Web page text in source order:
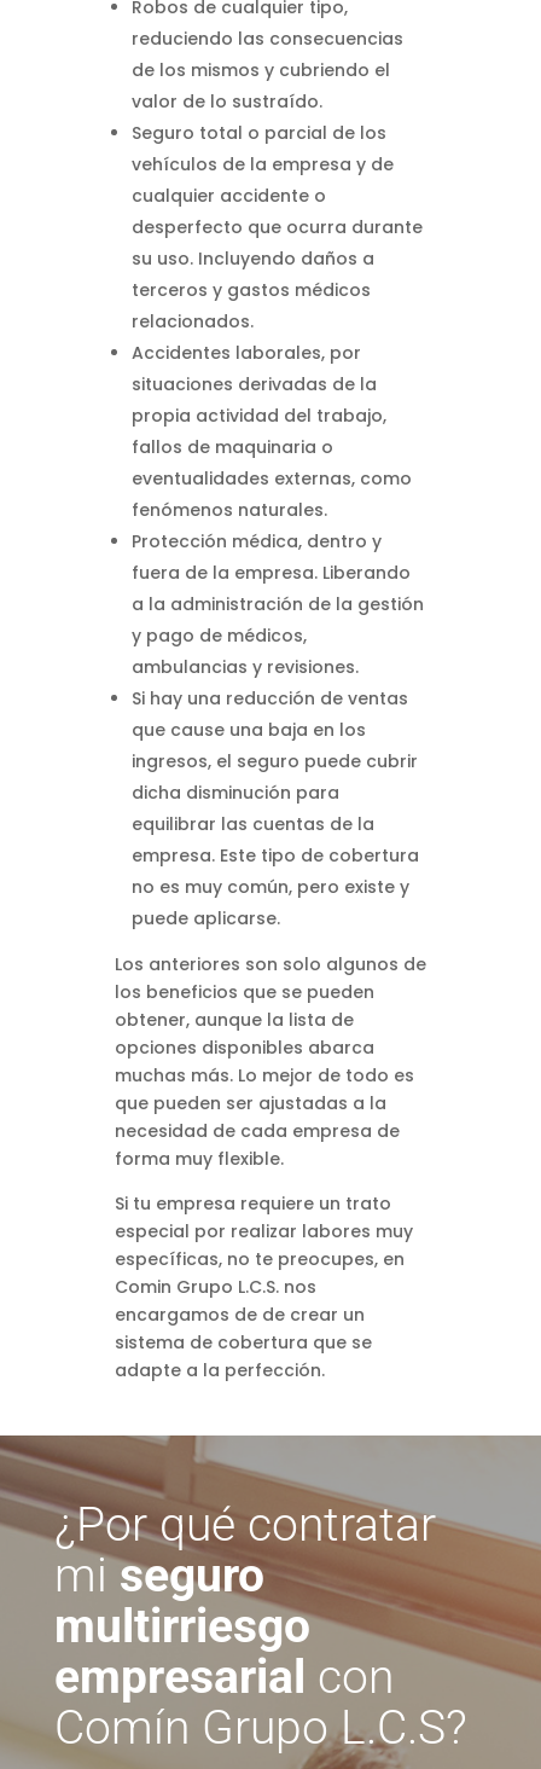
Robos de cualquier tipo,
reduciendo las consecuencias
de los mismos y cubriendo el
valor de lo sustraído.
Seguro total o parcial de los
vehículos de la empresa y de
cualquier accidente o
desperfecto que ocurra durante
su uso. Incluyendo daños a
terceros y gastos médicos
relacionados.
Accidentes laborales, por
situaciones derivadas de la
propia actividad del trabajo,
fallos de maquinaria o
eventualidades externas, como
fenómenos naturales.
Protección médica, dentro y
fuera de la empresa. Liberando
a la administración de la gestión
y pago de médicos,
ambulancias y revisiones.
Si hay una reducción de ventas
que cause una baja en los
ingresos, el seguro puede cubrir
dicha disminución para
equilibrar las cuentas de la
empresa. Este tipo de cobertura
no es muy común, pero existe y
puede aplicarse.
Los anteriores son solo algunos de
los beneficios que se pueden
obtener, aunque la lista de
opciones disponibles abarca
muchas más. Lo mejor de todo es
que pueden ser ajustadas a la
necesidad de cada empresa de
forma muy flexible.
Si tu empresa requiere un trato
especial por realizar labores muy
específicas, no te preocupes, en
Comin Grupo L.C.S. nos
encargamos de de crear un
sistema de cobertura que se
adapte a la perfección.
¿Por qué contratar
miseguro
multirriesgo
empresarial con
Comín Grupo L.C.S?